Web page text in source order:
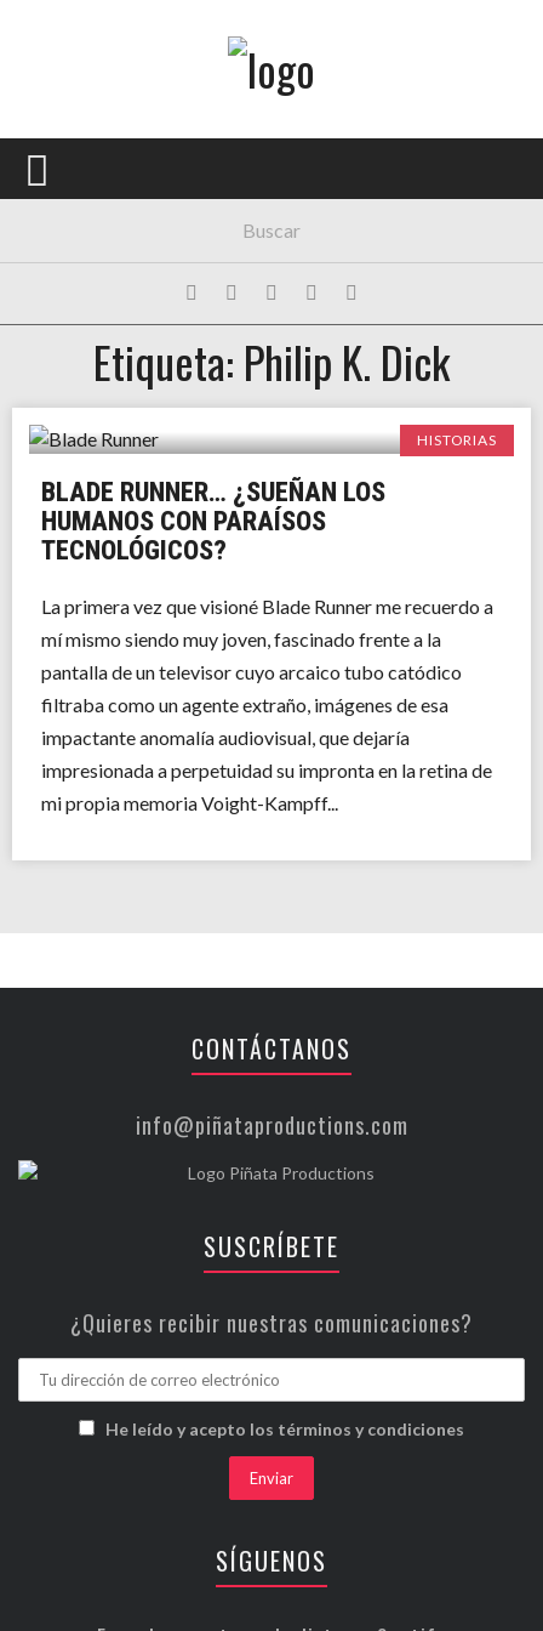
PORTADA
FESTIVALES
EXPOSICIONES
HISTORIAS
Etiqueta: Philip K. Dick
HISTORIAS
BLADE RUNNER… ¿SUEÑAN LOS
HUMANOS CON PARAÍSOS
TECNOLÓGICOS?
La primera vez que visioné Blade Runner me recuerdo a
mí mismo siendo muy joven, fascinado frente a la
pantalla de un televisor cuyo arcaico tubo catódico
filtraba como un agente extraño, imágenes de esa
impactante anomalía audiovisual, que dejaría
impresionada a perpetuidad su impronta en la retina de
mi propia memoria Voight-Kampff...
CONTÁCTANOS
info@piñataproductions.com
SUSCRÍBETE
¿Quieres recibir nuestras comunicaciones?
He leído y acepto los términos y condiciones
SÍGUENOS